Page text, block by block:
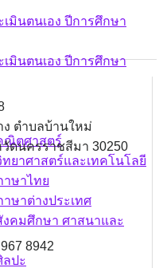
เมินตนเอง ปีการศึกษา
เมินตนเอง ปีการศึกษา
ณิตศาสตร์
ยาศาสตร์และเทคโนโลยี
าษาไทย
ษาต่างประเทศ
งคมศึกษา ศาสนาและ
ลปะ
ง ตำบลบ้านใหม่
ดนครราชสีมา 30250
8942